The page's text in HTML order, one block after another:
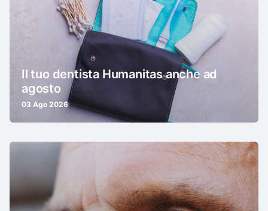
Il tuo dentista Humanitas anche ad
agosto
03 Ago 2026